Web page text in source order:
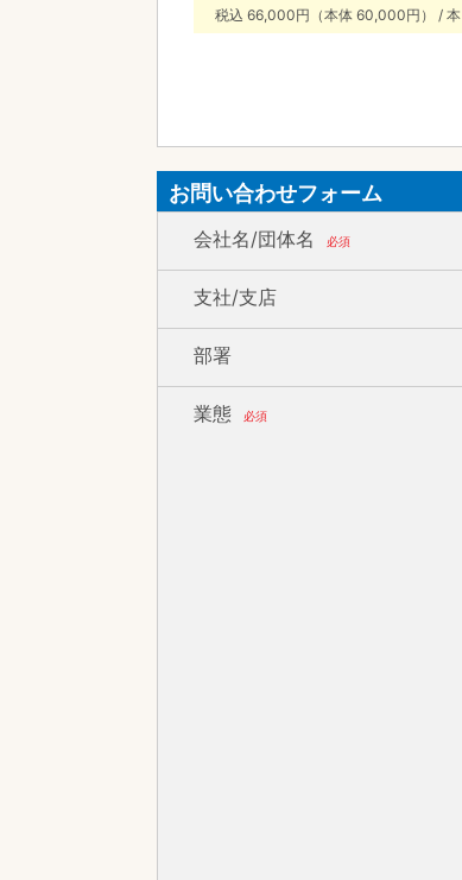
税込 66,000円（本体 60,000円） / 本
お問い合わせフォーム
会社名/団体名 必須
支社/支店
部署
業態 必須